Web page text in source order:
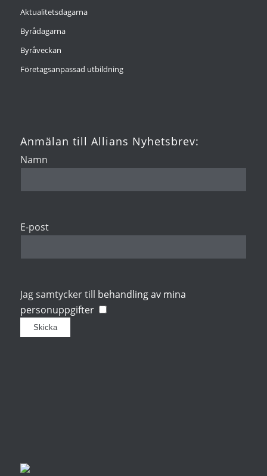
Aktualitetsdagarna
Byrådagarna
Byråveckan
Företagsanpassad utbildning
Anmälan till Allians Nyhetsbrev:
Namn
E-post
Jag samtycker till behandling av mina
personuppgifter